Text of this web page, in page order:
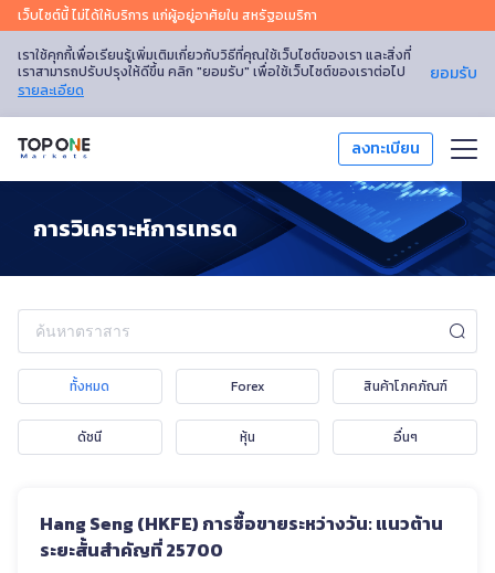
เว็บไซต์นี้ ไม่ได้ให้บริการ แก่ผู้อยู่อาศัยใน สหรัฐอเมริกา
เราใช้คุกกี้เพื่อเรียนรู้เพิ่มเติมเกี่ยวกับวิธีที่คุณใช้เว็บไซต์ของเรา และสิ่งที่
เราสามารถปรับปรุงให้ดีขึ้น คลิก "ยอมรับ" เพื่อใช้เว็บไซต์ของเราต่อไป
รายละเอียด
ยอมรับ
ลงทะเบียน
การวิเคราะห์ตลาด
การศึกษา
โปรโมชัน
ไทย
การวิเคราะห์การเทรด
ทั้งหมด Forex สินค้าโภคภัณฑ์
ดัชนี หุ้น อื่นๆ
Hang Seng (HKFE) การซื้อขายระหว่างวัน: แนวต้าน
ระยะสั้นสำคัญที่ 25700